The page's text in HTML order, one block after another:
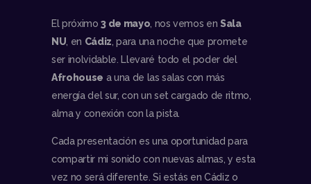
El próximo3 de mayo, nos vemos enSala
NU, en Cádiz, para una noche que promete
ser inolvidable. Llevaré todo el poder del
Afrohouse a una de las salas con más
energía del sur, con un set cargado de ritmo,
alma y conexión con la pista.
Cada presentación es una oportunidad para
compartir mi sonido con nuevas almas, y esta
vez no será diferente. Si estás en Cádiz o